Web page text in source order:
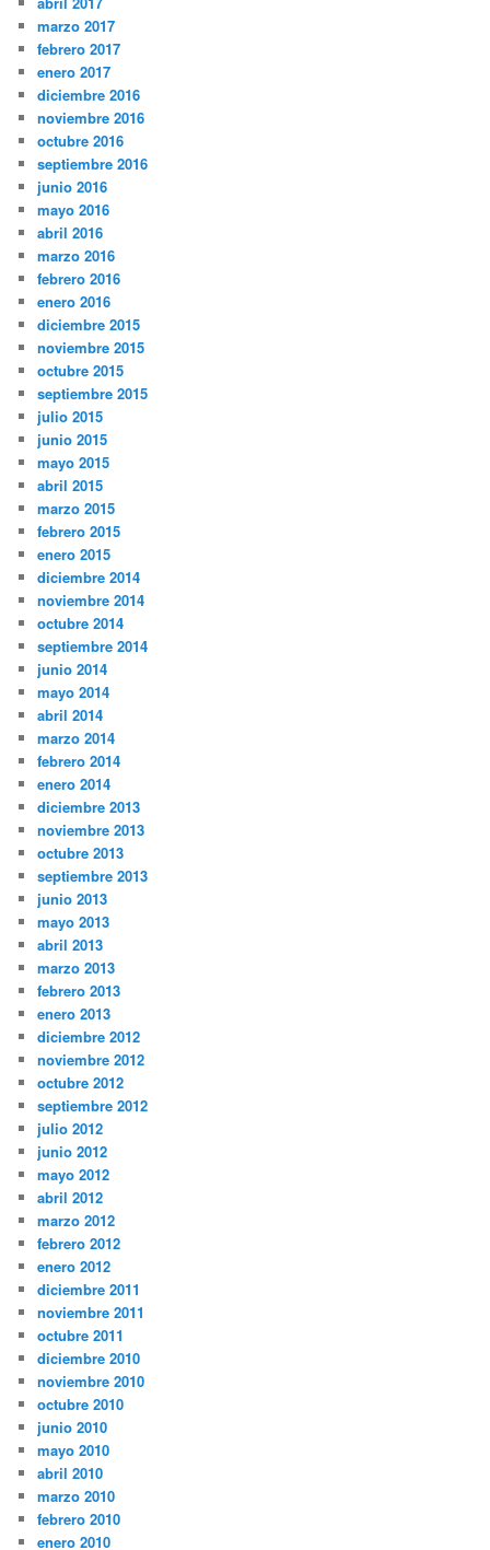
marzo 2017
febrero 2017
enero 2017
diciembre 2016
noviembre 2016
octubre 2016
septiembre 2016
junio 2016
mayo 2016
abril 2016
marzo 2016
febrero 2016
enero 2016
diciembre 2015
noviembre 2015
octubre 2015
septiembre 2015
julio 2015
junio 2015
mayo 2015
abril 2015
marzo 2015
febrero 2015
enero 2015
diciembre 2014
noviembre 2014
octubre 2014
septiembre 2014
junio 2014
mayo 2014
abril 2014
marzo 2014
febrero 2014
enero 2014
diciembre 2013
noviembre 2013
octubre 2013
septiembre 2013
junio 2013
mayo 2013
abril 2013
marzo 2013
febrero 2013
enero 2013
diciembre 2012
noviembre 2012
octubre 2012
septiembre 2012
julio 2012
junio 2012
mayo 2012
abril 2012
marzo 2012
febrero 2012
enero 2012
diciembre 2011
noviembre 2011
octubre 2011
diciembre 2010
noviembre 2010
octubre 2010
junio 2010
mayo 2010
abril 2010
marzo 2010
febrero 2010
enero 2010